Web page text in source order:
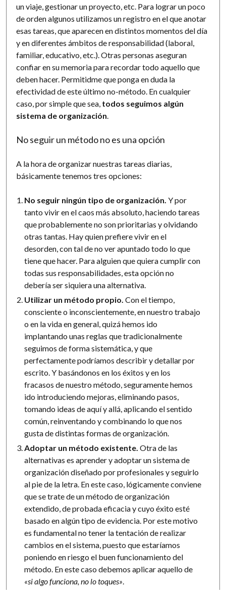
un viaje, gestionar un proyecto, etc. Para lograr un poco
de orden algunos utilizamos un registro en el que anotar
esas tareas, que aparecen en distintos momentos del día
y en diferentes ámbitos de responsabilidad (laboral,
familiar, educativo, etc.). Otras personas aseguran
confiar en su memoria para recordar todo aquello que
deben hacer. Permitidme que ponga en duda la
efectividad de este último no-método. En cualquier
caso, por simple que sea, todos seguimos algún
sistema de organización.
No seguir un método no es una opción
A la hora de organizar nuestras tareas diarias,
básicamente tenemos tres opciones:
No seguir ningún tipo de organización. Y por
tanto vivir en el caos más absoluto, haciendo tareas
que probablemente no son prioritarias y olvidando
otras tantas. Hay quien prefiere vivir en el
desorden, con tal de no ver apuntado todo lo que
tiene que hacer. Para alguien que quiera cumplir con
todas sus responsabilidades, esta opción no
debería ser siquiera una alternativa.
Utilizar un método propio. Con el tiempo,
consciente o inconscientemente, en nuestro trabajo
o en la vida en general, quizá hemos ido
implantando unas reglas que tradicionalmente
seguimos de forma sistemática, y que
perfectamente podríamos describir y detallar por
escrito. Y basándonos en los éxitos y en los
fracasos de nuestro método, seguramente hemos
ido introduciendo mejoras, eliminando pasos,
tomando ideas de aquí y allá, aplicando el sentido
común, reinventando y combinando lo que nos
gusta de distintas formas de organización.
Adoptar un método existente. Otra de las
alternativas es aprender y adoptar un sistema de
organización diseñado por profesionales y seguirlo
al pie de la letra. En este caso, lógicamente conviene
que se trate de un método de organización
extendido, de probada eficacia y cuyo éxito esté
basado en algún tipo de evidencia. Por este motivo
es fundamental no tener la tentación de realizar
cambios en el sistema, puesto que estaríamos
poniendo en riesgo el buen funcionamiento del
método. En este caso debemos aplicar aquello de
«si algo funciona, no lo toques».